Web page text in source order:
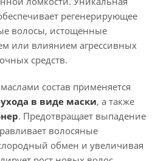
регенерирующее
волосы, истощенные
или влиянием агрессивных
средств.
состав применяется
в виде маски, а также
. Предотвращает выпадение
волосяные
обмен и увеличивая